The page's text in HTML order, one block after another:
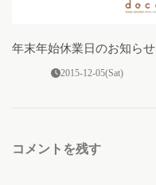
年末年始休業日のお知らせ
2015-12-05(Sat)
コメントを残す